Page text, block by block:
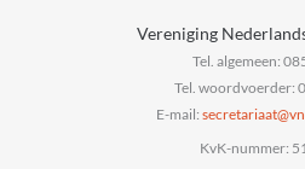
Vereniging
Tel. algemeen:
Tel. woordvoerder:
E-mail: @taairaterces
KvK-nummer: